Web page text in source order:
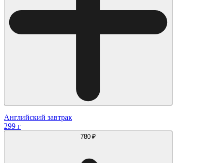
Английский завтрак
299 г
780 ₽